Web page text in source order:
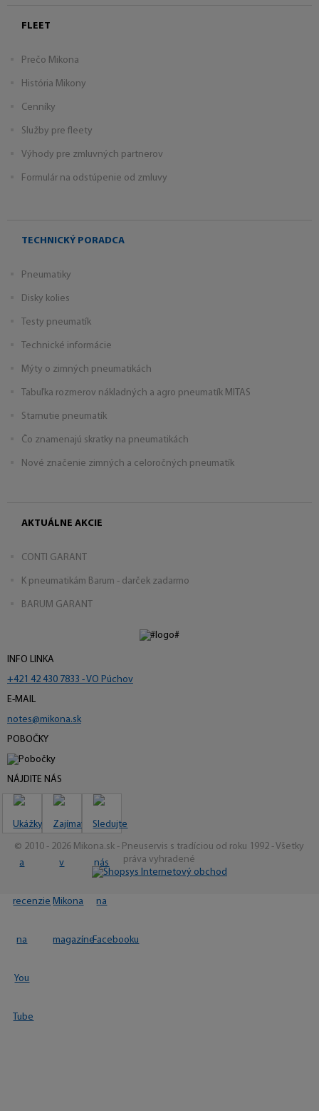
FLEET
Prečo Mikona
História Mikony
Cenníky
Služby pre fleety
Výhody pre zmluvných partnerov
Formulár na odstúpenie od zmluvy
TECHNICKÝ PORADCA
Pneumatiky
Disky kolies
Testy pneumatík
Technické informácie
Mýty o zimných pneumatikách
Tabuľka rozmerov nákladných a agro pneumatík MITAS
Starnutie pneumatík
Čo znamenajú skratky na pneumatikách
Nové značenie zimných a celoročných pneumatík
AKTUÁLNE AKCIE
CONTI GARANT
K pneumatikám Barum - darček zadarmo
BARUM GARANT
INFO LINKA
+421 42 430 7833 - VO Púchov
E-MAIL
notes@mikona.sk
POBOČKY
NÁJDITE NÁS
© 2010 - 2026 Mikona.sk - Pneuservis s tradíciou od roku 1992 - Všetky
práva vyhradené